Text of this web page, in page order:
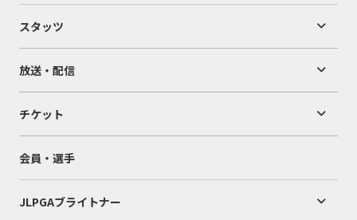
スタッツ
放送・配信
チケット
会員・選手
JLPGAブライトナー